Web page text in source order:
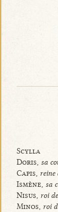
Scylla
Doris, sa
Capis, reine
Ismène, sa
Nisus, roi
Minos, roi